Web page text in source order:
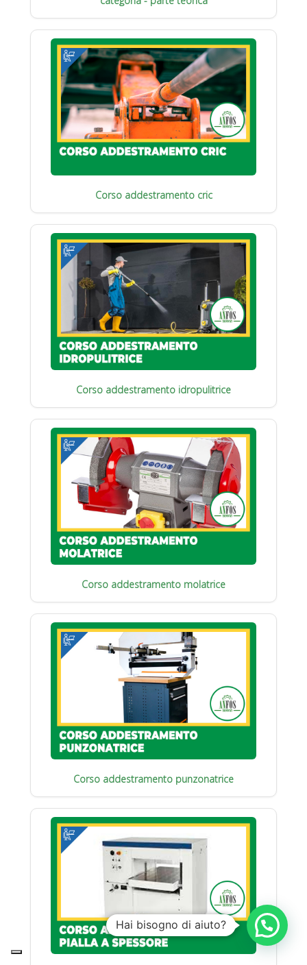
Corso addestramento cric
Corso addestramento idropulitrice
Corso addestramento molatrice
Corso addestramento punzonatrice
Hai bisogno di aiuto?